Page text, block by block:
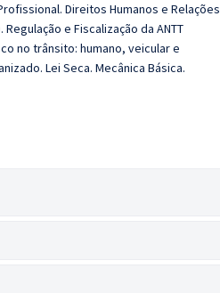
Direitos Humanos e Relações
e Fiscalização da ANTT
no trânsito: humano, veicular e
Lei Seca. Mecânica Básica.